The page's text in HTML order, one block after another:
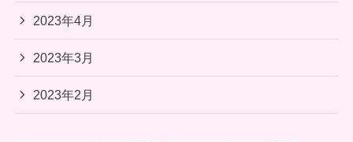
2023年4月
2023年3月
2023年2月